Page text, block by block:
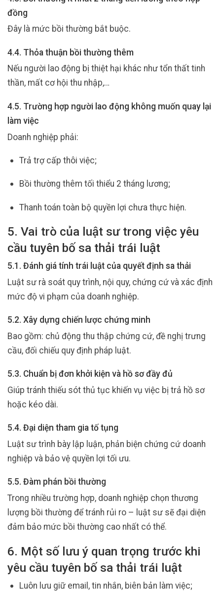
đồng
Đây là mức bồi thường bắt buộc.
4.4. Thỏa thuận bồi thường thêm
Nếu người lao động bị thiệt hại khác như tổn thất tinh
thần, mất cơ hội thu nhập,…
4.5. Trường hợp người lao động không muốn quay lại
làm việc
Doanh nghiệp phải:
Trả trợ cấp thôi việc;
Bồi thường thêm tối thiểu 2 tháng lương;
Thanh toán toàn bộ quyền lợi chưa thực hiện.
5. Vai trò của luật sư trong việc yêu
cầu tuyên bố sa thải trái luật
5.1. Đánh giá tính trái luật của quyết định sa thải
Luật sư rà soát quy trình, nội quy, chứng cứ và xác định
mức độ vi phạm của doanh nghiệp.
5.2. Xây dựng chiến lược chứng minh
Bao gồm: chủ động thu thập chứng cứ, đề nghị trưng
cầu, đối chiếu quy định pháp luật.
5.3. Chuẩn bị đơn khởi kiện và hồ sơ đầy đủ
Giúp tránh thiếu sót thủ tục khiến vụ việc bị trả hồ sơ
hoặc kéo dài.
5.4. Đại diện tham gia tố tụng
Luật sư trình bày lập luận, phản biện chứng cứ doanh
nghiệp và bảo vệ quyền lợi tối ưu.
5.5. Đàm phán bồi thường
Trong nhiều trường hợp, doanh nghiệp chọn thương
lượng bồi thường để tránh rủi ro – luật sư sẽ đại diện
đảm bảo mức bồi thường cao nhất có thể.
6. Một số lưu ý quan trọng trước khi
yêu cầu tuyên bố sa thải trái luật
Luôn lưu giữ email, tin nhắn, biên bản làm việc;